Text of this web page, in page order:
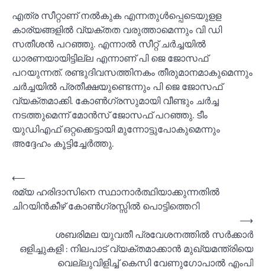
എത്ര സീറ്റാണ് നല്‍കുക എന്നതുള്‍പ്പെടെയുളള
കാര്യങ്ങളില്‍ വ്യക്തത വരുത്താമെന്നും വി ഡി
സതീശന്‍ പറഞ്ഞു. എന്നാല്‍ സീറ്റ് ചര്‍ച്ചയില്‍
ധാരണയായിട്ടില്ല എന്നാണ് പി ജെ ജോസഫ്
പറയുന്നത്. രണ്ടുദിവസത്തിനകം തീരുമാനമാകുമെന്നും
ചര്‍ച്ചയില്‍ പ്രതീക്ഷയുണ്ടെന്നും പി ജെ ജോസഫ്
വ്യക്തമാക്കി. കോണ്‍ഗ്രസുമായി വീണ്ടും ചര്‍ച്ച
നടത്തുമെന്ന് മോന്‍സ് ജോസഫ് പറഞ്ഞു. ടീം
യുഡിഎഫ് ഒറ്റക്കെട്ടായി മുന്നോട്ടുപോകുമെന്നും
അദ്ദേഹം കൂട്ടിച്ചേര്‍ത്തു.
Post
navigation
⟵
രമ്യ ഹരിദാസിനെ സ്ഥാനാര്‍ത്ഥിയാക്കുന്നതില്‍
ചിറയിന്‍കീഴ് കോണ്‍ഗ്രസ്സില്‍ പൊട്ടിത്തെറി
ശബരിമല യുവതീ പ്രവേശനത്തില്‍ സര്‍ക്കാര്‍
ഒളിച്ചുകളി : നിലപാട് വ്യക്തമാക്കാന്‍ മുഖ്യമന്ത്രിയെ
വെല്ലുവിളിച്ച്‌ കെസി വേണുഗോപാല്‍ എംപി
⟶